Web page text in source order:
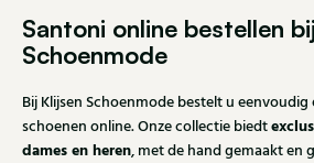
Santoni online bestellen
Schoenmode
Bij Klijsen Schoenmode bestelt u
schoenen online. Onze collectie biedt
dames en heren, met de hand gemaakt en